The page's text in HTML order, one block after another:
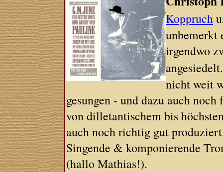
Koppruch
unbemerkt
irgendwo
nicht weit
gesungen - und dazu auch
von dilletantischem bis
auch noch richtig gut
Singende & komponierende
(hallo Mathias!).